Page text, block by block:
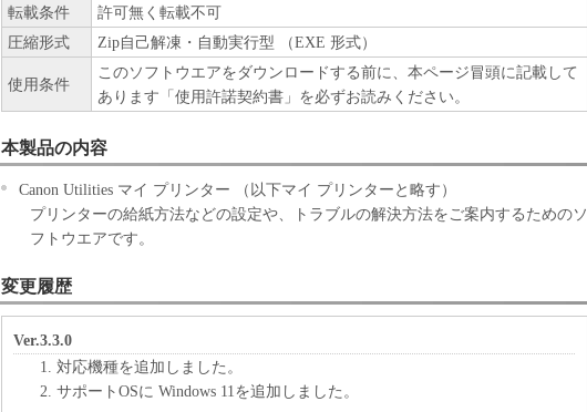
転載条件
許可無く転載不可
圧縮形式
Zip自己解凍・自動実行型 （EXE 形式）
使用条件
このソフトウエアをダウンロードする前に、本ページ冒頭に記載して
あります「使用許諾契約書」を必ずお読みください。
本製品の内容
Canon Utilities マイ プリンター （以下マイ プリンターと略す）
プリンターの給紙方法などの設定や、トラブルの解決方法をご案内するためのソ
フトウエアです。
変更履歴
Ver.3.3.0
対応機種を追加しました。
サポートOSに Windows 11を追加しました。